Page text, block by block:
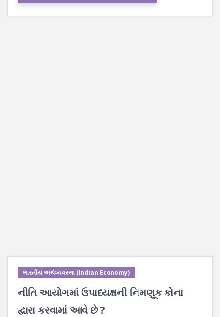
ભારતીય અર્થવ્યવસ્થા (Indian Economy)
નીતિ આયોગમાં ઉપાધ્યક્ષની નિમણૂક કોના
દ્વારા કરવામાં આવે છે ?